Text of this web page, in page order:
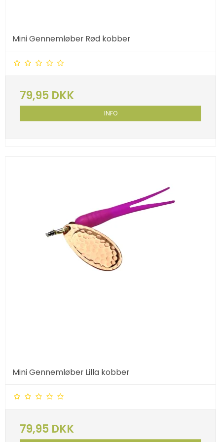
Mini Gennemløber Rød kobber
79,95 DKK
INFO
Mini Gennemløber Lilla kobber
79,95 DKK